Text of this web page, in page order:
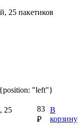
{position: "left"}
25
83
₽
В
корзину